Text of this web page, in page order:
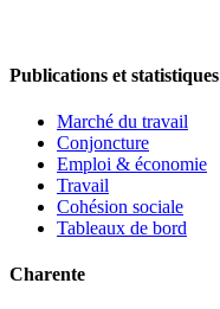
Publications et statistiques
Marché du travail
Conjoncture
Emploi & économie
Travail
Cohésion sociale
Tableaux de bord
Charente